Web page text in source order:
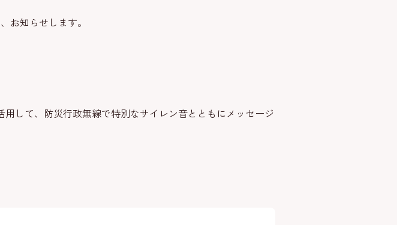
お知らせします。
して、防災行政無線で特別なサイレン音とともにメッセージ